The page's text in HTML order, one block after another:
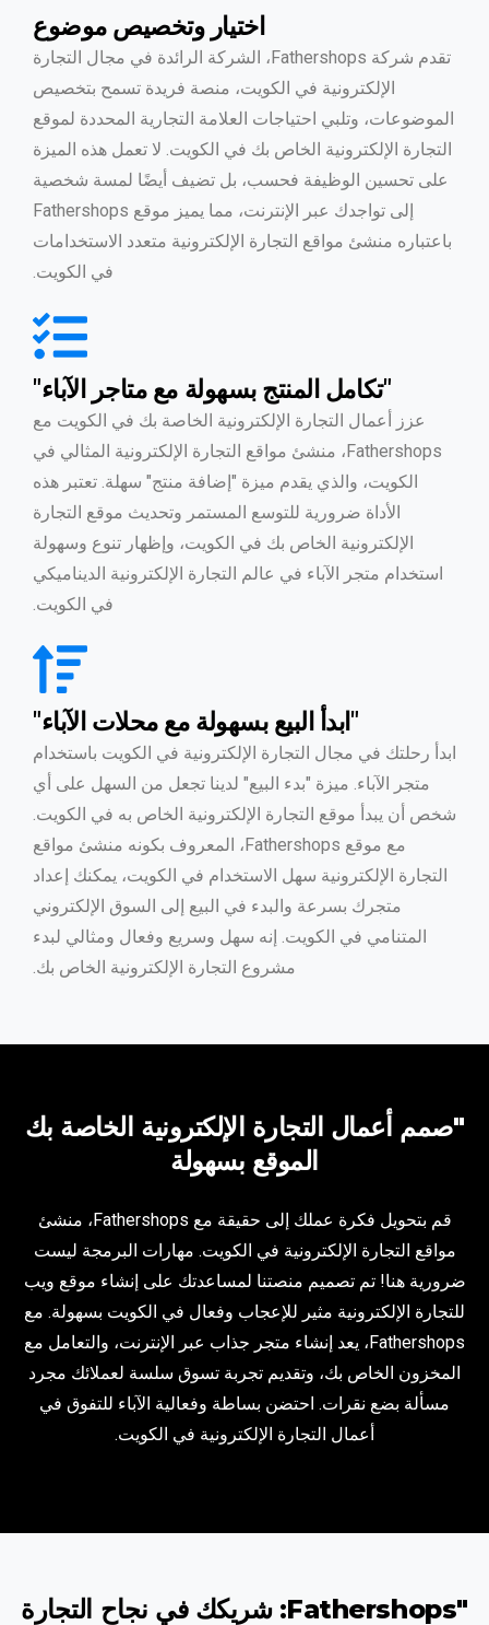
اختيار وتخصيص موضوع
تقدم شركة Fathershops، الشركة الرائدة في مجال التجارة
الإلكترونية في الكويت، منصة فريدة تسمح بتخصيص
الموضوعات، وتلبي احتياجات العلامة التجارية المحددة لموقع
التجارة الإلكترونية الخاص بك في الكويت. لا تعمل هذه الميزة
على تحسين الوظيفة فحسب، بل تضيف أيضًا لمسة شخصية
إلى تواجدك عبر الإنترنت، مما يميز موقع Fathershops
باعتباره منشئ مواقع التجارة الإلكترونية متعدد الاستخدامات
في الكويت.
"تكامل المنتج بسهولة مع متاجر الآباء"
عزز أعمال التجارة الإلكترونية الخاصة بك في الكويت مع
Fathershops، منشئ مواقع التجارة الإلكترونية المثالي في
الكويت، والذي يقدم ميزة "إضافة منتج" سهلة. تعتبر هذه
الأداة ضرورية للتوسع المستمر وتحديث موقع التجارة
الإلكترونية الخاص بك في الكويت، وإظهار تنوع وسهولة
استخدام متجر الآباء في عالم التجارة الإلكترونية الديناميكي
في الكويت.
"ابدأ البيع بسهولة مع محلات الآباء"
ابدأ رحلتك في مجال التجارة الإلكترونية في الكويت باستخدام
متجر الآباء. ميزة "بدء البيع" لدينا تجعل من السهل على أي
شخص أن يبدأ موقع التجارة الإلكترونية الخاص به في الكويت.
مع موقع Fathershops، المعروف بكونه منشئ مواقع
التجارة الإلكترونية سهل الاستخدام في الكويت، يمكنك إعداد
متجرك بسرعة والبدء في البيع إلى السوق الإلكتروني
المتنامي في الكويت. إنه سهل وسريع وفعال ومثالي لبدء
مشروع التجارة الإلكترونية الخاص بك.
"صمم أعمال التجارة الإلكترونية الخاصة بك
الموقع بسهولة
قم بتحويل فكرة عملك إلى حقيقة مع Fathershops، منشئ
مواقع التجارة الإلكترونية في الكويت. مهارات البرمجة ليست
ضرورية هنا! تم تصميم منصتنا لمساعدتك على إنشاء موقع ويب
للتجارة الإلكترونية مثير للإعجاب وفعال في الكويت بسهولة. مع
Fathershops، يعد إنشاء متجر جذاب عبر الإنترنت، والتعامل مع
المخزون الخاص بك، وتقديم تجربة تسوق سلسة لعملائك مجرد
مسألة بضع نقرات. احتضن بساطة وفعالية الآباء للتفوق في
أعمال التجارة الإلكترونية في الكويت.
"Fathershops: شريكك في نجاح التجارة